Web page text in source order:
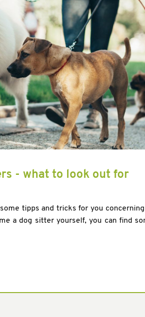
- what to look out for
tipps and tricks for you
a dog sitter yourself, you can find